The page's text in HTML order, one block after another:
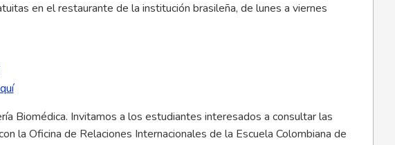
en el restaurante de la institución brasileña, de lunes a viernes
Biomédica. Invitamos a los estudiantes interesados a consultar las
la Oficina de Relaciones Internacionales de la Escuela Colombiana de